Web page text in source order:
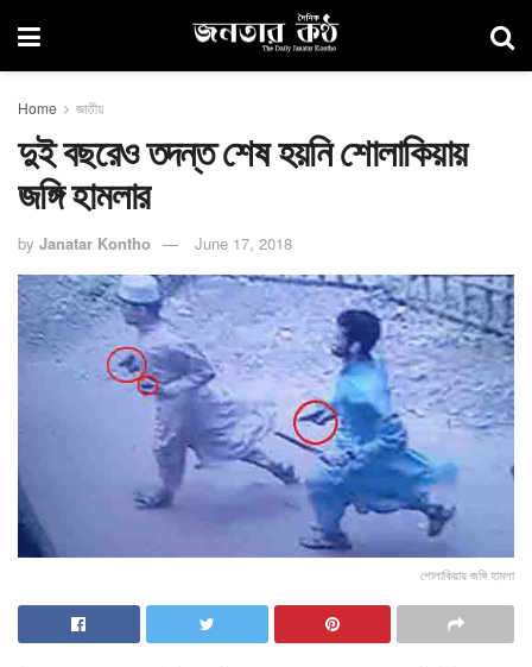
Home জাতীয়
দুই বছরেও তদন্ত শেষ হয়নি শোলাকিয়ায়
জঙ্গি হামলার
by Janatar Kontho June 17, 2018
শোলাকিয়ায় জঙ্গি হামলা